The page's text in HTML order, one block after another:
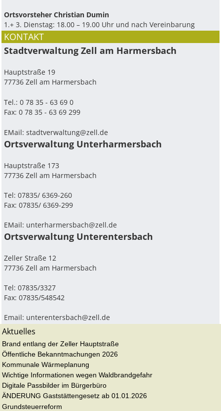
Ortsvorsteher Christian Dumin
1.+ 3. Dienstag: 18.00 – 19.00 Uhr und nach Vereinbarung
KONTAKT
Stadtverwaltung Zell am Harmersbach
Hauptstraße 19
77736 Zell am Harmersbach
Tel.: 0 78 35 - 63 69 0
Fax: 0 78 35 - 63 69 299
EMail:stadtverwaltung@zell.de
Ortsverwaltung Unterharmersbach
Hauptstraße 173
77736 Zell am Harmersbach
Tel: 07835/ 6369-260
Fax: 07835/ 6369-299
EMail: unterharmersbach@zell.de
Ortsverwaltung Unterentersbach
Zeller Straße 12
77736 Zell am Harmersbach
Tel: 07835/3327
Fax: 07835/548542
Email: unterentersbach@zell.de
Aktuelles
Brand entlang der Zeller Hauptstraße
Öffentliche Bekanntmachungen 2026
Kommunale Wärmeplanung
Wichtige Informationen wegen Waldbrandgefahr
Digitale Passbilder im Bürgerbüro
ÄNDERUNG Gaststättengesetz ab 01.01.2026
Grundsteuerreform